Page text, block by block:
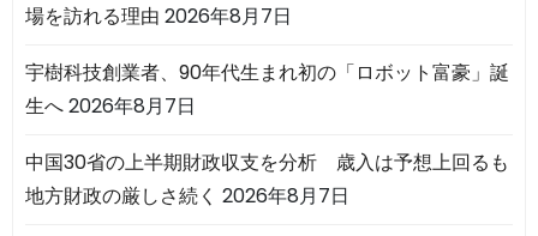
場を訪れる理由 2026年8月7日
宇樹科技創業者、90年代生まれ初の「ロボット富豪」誕
生へ2026年8月7日
中国30省の上半期財政収支を分析 歳入は予想上回るも
地方財政の厳しさ続く 2026年8月7日